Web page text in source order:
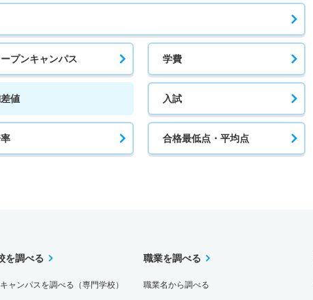
プンキャンパス 学費
値 入試
合格最低点・平均点
を調べる
ャンパスを調べる（専門学校）
職業を調べる
職業名から調べる